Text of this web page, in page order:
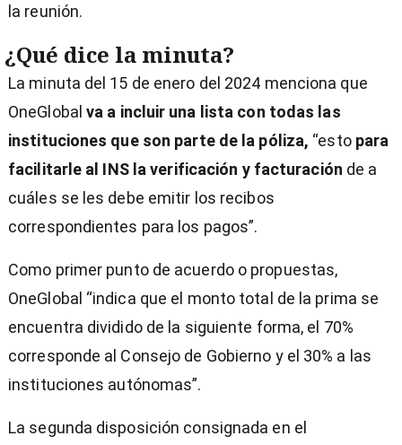
la reunión.
¿Qué dice la minuta?
La minuta del 15 de enero del 2024 menciona que
OneGlobal va a incluir una lista con todas las
instituciones que son parte de la póliza, “esto para
facilitarle al INS la verificación y facturación de a
cuáles se les debe emitir los recibos
correspondientes para los pagos”.
Como primer punto de acuerdo o propuestas,
OneGlobal “indica que el monto total de la prima se
encuentra dividido de la siguiente forma, el 70%
corresponde al Consejo de Gobierno y el 30% a las
instituciones autónomas”.
La segunda disposición consignada en el